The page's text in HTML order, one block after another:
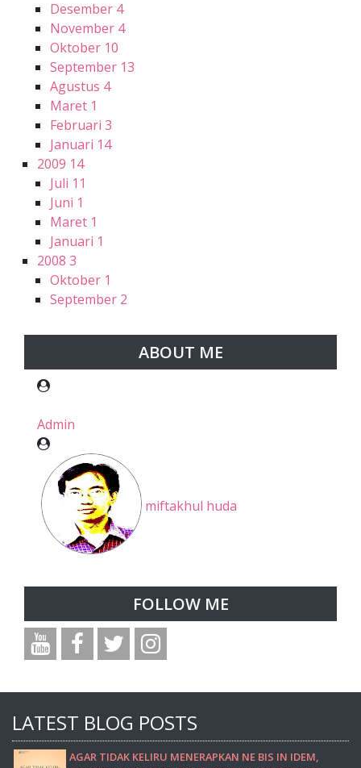
Desember 4
November 4
Oktober 10
September 13
Agustus 4
Maret 1
Februari 3
Januari 14
2009 14
Juli 11
Juni 1
Maret 1
Januari 1
2008 3
Oktober 1
September 2
ABOUT ME
Admin
miftakhul huda
FOLLOW ME
LATEST BLOG POSTS
AGAR TIDAK KELIRU MENERAPKAN NE BIS IN IDEM,